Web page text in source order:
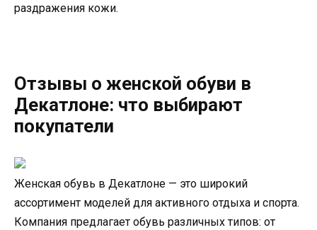
раздражения кожи.
Отзывы о женской обуви в
Декатлоне: что выбирают
покупатели
Женская обувь в Декатлоне — это широкий
ассортимент моделей для активного отдыха и спорта.
Компания предлагает обувь различных типов: от